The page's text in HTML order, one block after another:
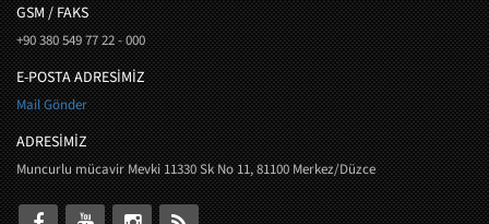
GSM / FAKS
+90 380 549 77 22 - 000
E-POSTA ADRESİMİZ
Mail Gönder
ADRESİMİZ
Muncurlu mücavir Mevki 11330 Sk No 11, 81100 Merkez/Düzce